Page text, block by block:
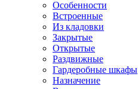
Особенности
Встроенные
Из кладовки
Закрытые
Открытые
Раздвижные
Гардеробные шкафы
Назначение